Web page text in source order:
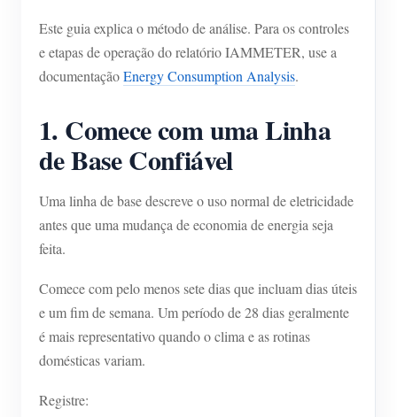
Este guia explica o método de análise. Para os controles
e etapas de operação do relatório IAMMETER, use a
documentaçãoEnergy Consumption Analysis.
1. Comece com uma Linha
de Base Confiável
Uma linha de base descreve o uso normal de eletricidade
antes que uma mudança de economia de energia seja
feita.
Comece com pelo menos sete dias que incluam dias úteis
e um fim de semana. Um período de 28 dias geralmente
é mais representativo quando o clima e as rotinas
domésticas variam.
Registre: